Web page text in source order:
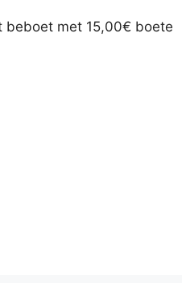
met 15,00€ boete